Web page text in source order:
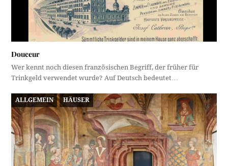
Douceur
Wer kennt noch diesen französischen Begriff, der früher für
Trinkgeld verwendet wurde? Auf Deutsch bedeutet…
ALLGEMEIN HÄUSER